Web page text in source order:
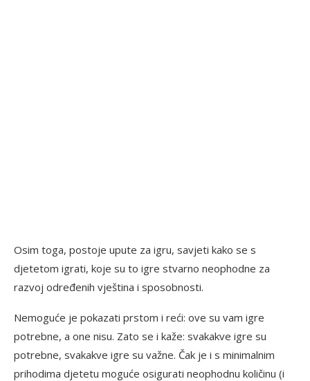
Osim toga, postoje upute za igru, savjeti kako se s
djetetom igrati, koje su to igre stvarno neophodne za
razvoj određenih vještina i sposobnosti.
Nemoguće je pokazati prstom i reći: ove su vam igre
potrebne, a one nisu. Zato se i kaže: svakakve igre su
potrebne, svakakve igre su važne. Čak je i s minimalnim
prihodima djetetu moguće osigurati neophodnu količinu (i